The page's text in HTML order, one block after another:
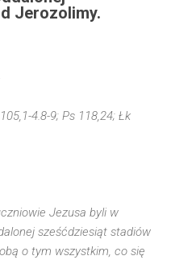
Jerozolimy.
4.8-9; Ps 118,24; Łk
Jezusa byli w
sześćdziesiąt stadiów
o tym wszystkim, co się